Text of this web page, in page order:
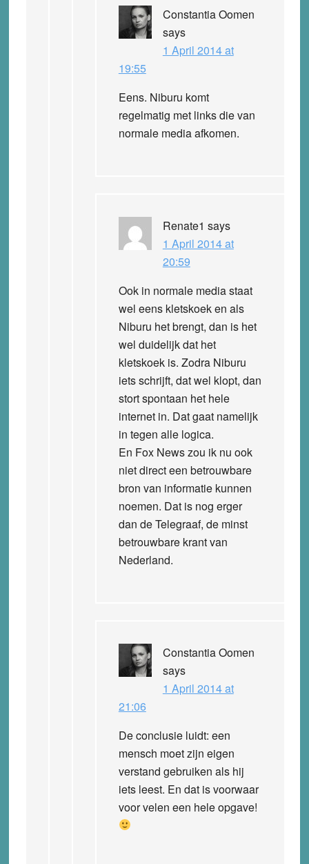
Constantia Oomen
says
1 April 2014 at
19:55
Eens. Niburu komt
regelmatig met links die van
normale media afkomen.
Renate1 says
1 April 2014 at
20:59
Ook in normale media staat
wel eens kletskoek en als
Niburu het brengt, dan is het
wel duidelijk dat het
kletskoek is. Zodra Niburu
iets schrijft, dat wel klopt, dan
stort spontaan het hele
internet in. Dat gaat namelijk
in tegen alle logica.
En Fox News zou ik nu ook
niet direct een betrouwbare
bron van informatie kunnen
noemen. Dat is nog erger
dan de Telegraaf, de minst
betrouwbare krant van
Nederland.
Constantia Oomen
says
1 April 2014 at
21:06
De conclusie luidt: een
mensch moet zijn eigen
verstand gebruiken als hij
iets leest. En dat is voorwaar
voor velen een hele opgave!